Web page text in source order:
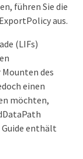
führen Sie die
aus.
(LIFs)
des
einen
möchten,
Guide enthält